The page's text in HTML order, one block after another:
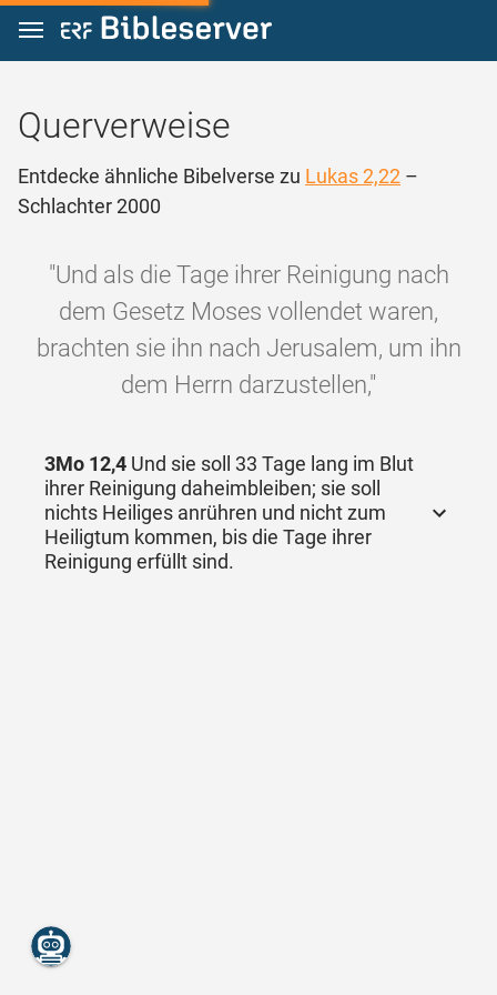
Zum Inhalt springen
Querverweise
Entdecke ähnliche Bibelverse zu Lukas 2,22 –
Schlachter 2000
"Und als die Tage ihrer Reinigung nach
dem Gesetz Moses vollendet waren,
brachten sie ihn nach Jerusalem, um ihn
dem Herrn darzustellen,"
3Mo 12,4 Und sie soll 33 Tage lang im Blut
ihrer Reinigung daheimbleiben; sie soll
nichts Heiliges anrühren und nicht zum
Heiligtum kommen, bis die Tage ihrer
Reinigung erfüllt sind.